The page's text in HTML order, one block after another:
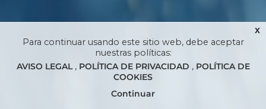
Para continuar usando este sitio web, debe aceptar
nuestras políticas:
AVISO LEGAL
POLÍTICA DE PRIVACIDAD
POLÍTICA DE
COOKIES
Continuar
x